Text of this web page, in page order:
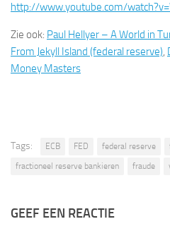
http://www.youtube.com/
Zie ook: Paul Hellyer – A World in
From Jekyll Island (federal reserve),
Money Masters
Tags: ECB FED federal reserve
fractioneel reserve bankieren
fraude
GEEF EEN REACTIE